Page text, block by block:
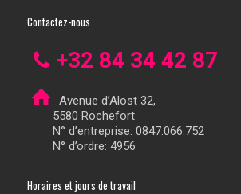
Contactez-nous
+32 84 34 42 87
Avenue d’Alost 32,
5580 Rochefort
N° d’entreprise: 0847.066.752
N° d’ordre: 4956
Horaires et jours de travail